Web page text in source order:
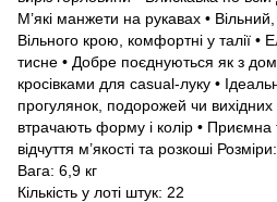
М’які манжети на рукавах •
Вільного крою, комфортні у талії
тисне • Добре поєднуються як з
кросівками для casual-луку •
прогулянок, подорожей чи вихідних
втрачають форму і колір •
відчуття м’якості та розкоші
Вага: 6,9 кг
Кількість у лоті штук: 22